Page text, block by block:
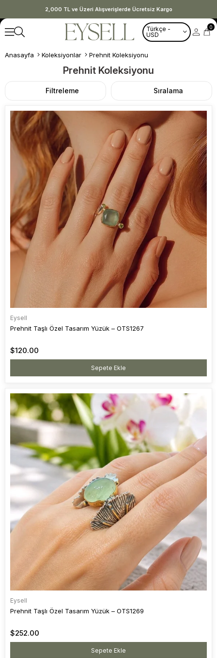
2,000 TL ve Üzeri Alışverişlerde Ücretsiz Kargo
Türkçe -
USD
0
Anasayfa Koleksiyonlar Prehnit Koleksiyonu
Prehnit Koleksiyonu
Filtreleme Sıralama
Eysell
Prehnit Taşlı Özel Tasarım Yüzük – OTS1267
$120.00
Sepete Ekle
Eysell
Prehnit Taşlı Özel Tasarım Yüzük – OTS1269
$252.00
Sepete Ekle